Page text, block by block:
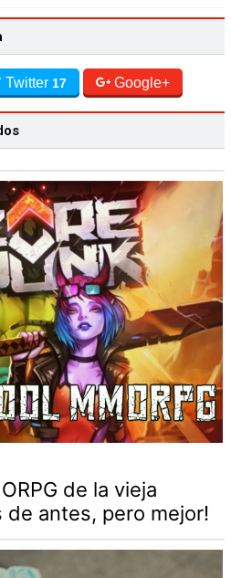
Twitter 17 Google+
de la vieja
de antes, pero mejor!